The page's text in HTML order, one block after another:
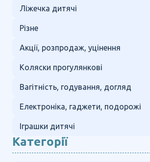
Ліжечка дитячі
Різне
Акції, розпродаж, уцінення
Коляски прогулянкові
Вагітність, годування, догляд
Електроніка, гаджети, подорожі
Іграшки дитячі
Категорії